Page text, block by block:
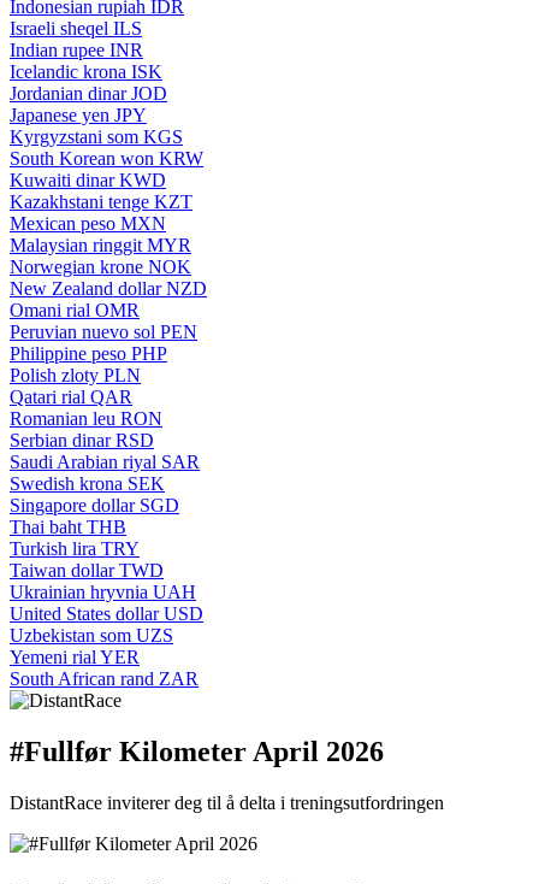
Indonesian rupiah IDR
Israeli sheqel ILS
Indian rupee INR
Icelandic krona ISK
Jordanian dinar JOD
Japanese yen JPY
Kyrgyzstani som KGS
South Korean won KRW
Kuwaiti dinar KWD
Kazakhstani tenge KZT
Mexican peso MXN
Malaysian ringgit MYR
Norwegian krone NOK
New Zealand dollar NZD
Omani rial OMR
Peruvian nuevo sol PEN
Philippine peso PHP
Polish zloty PLN
Qatari rial QAR
Romanian leu RON
Serbian dinar RSD
Saudi Arabian riyal SAR
Swedish krona SEK
Singapore dollar SGD
Thai baht THB
Turkish lira TRY
Taiwan dollar TWD
Ukrainian hryvnia UAH
United States dollar USD
Uzbekistan som UZS
Yemeni rial YER
South African rand ZAR
#Fullfør Kilometer April 2026
DistantRace inviterer deg til å delta i treningsutfordringen